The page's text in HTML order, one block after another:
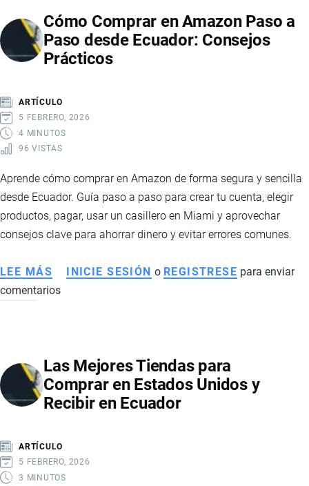
CHINA
A
ECUADOR
Cómo Comprar en Amazon Paso a
Paso desde Ecuador: Consejos
Prácticos
ARTÍCULO
5 FEBRERO, 2026
4 MINUTOS
96 VISTAS
Aprende cómo comprar en Amazon de forma segura y sencilla
desde Ecuador. Guía paso a paso para crear tu cuenta, elegir
productos, pagar, usar un casillero en Miami y aprovechar
consejos clave para ahorrar dinero y evitar errores comunes.
LEE MÁS SOBRE
CÓMO
PASO
A
PASO
CONSEJOS
PRÁCTICOS
INICIE SESIÓN o REGISTRESE para enviar
comentarios
Las Mejores Tiendas para
Comprar en Estados Unidos y
Recibir en Ecuador
ARTÍCULO
5 FEBRERO, 2026
3 MINUTOS